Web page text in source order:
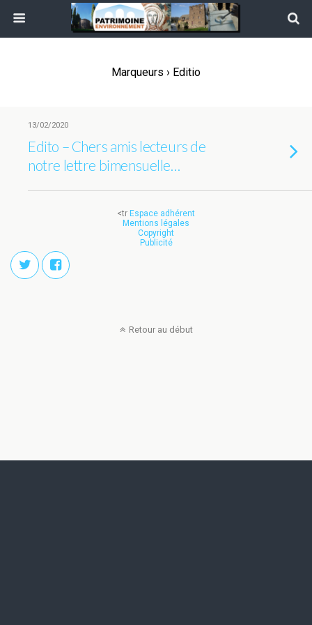
Marqueurs › Editio
13/02/2020
Edito – Chers amis lecteurs de
notre lettre bimensuelle…
<tr Espace adhérent
Mentions légales
Copyright
Publicité
Retour au début